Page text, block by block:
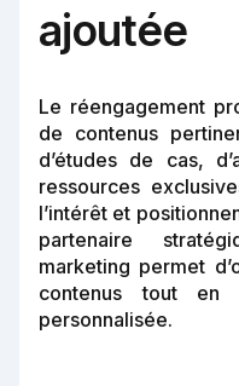
ajoutée
Le réengagement
de contenus
d’études de cas,
ressources
l’intérêt et
partenaire
marketing permet
contenus tout en
personnalisée.